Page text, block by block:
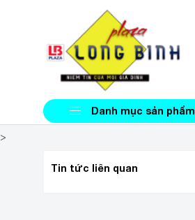
Danh mục sản phẩm
>
Tin tức liên quan